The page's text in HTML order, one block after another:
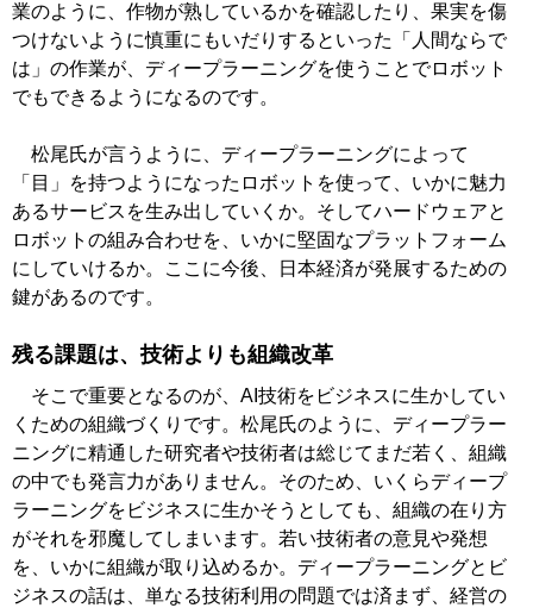
業のように、作物が熟しているかを確認したり、果実を傷
つけないように慎重にもいだりするといった「人間ならで
は」の作業が、ディープラーニングを使うことでロボット
でもできるようになるのです。
松尾氏が言うように、ディープラーニングによって
「目」を持つようになったロボットを使って、いかに魅力
あるサービスを生み出していくか。そしてハードウェアと
ロボットの組み合わせを、いかに堅固なプラットフォーム
にしていけるか。ここに今後、日本経済が発展するための
鍵があるのです。
残る課題は、技術よりも組織改革
そこで重要となるのが、AI技術をビジネスに生かしてい
くための組織づくりです。松尾氏のように、ディープラー
ニングに精通した研究者や技術者は総じてまだ若く、組織
の中でも発言力がありません。そのため、いくらディープ
ラーニングをビジネスに生かそうとしても、組織の在り方
がそれを邪魔してしまいます。若い技術者の意見や発想
を、いかに組織が取り込めるか。ディープラーニングとビ
ジネスの話は、単なる技術利用の問題では済まず、経営の